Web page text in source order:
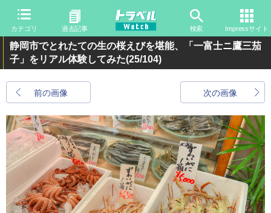
カテゴリ 過去記事 検索 Impressサイト
静岡市でとれたての生の桜えびを堪能、「一富士ニ鷹三茄
子」をリアル体験してみた(25/104)
前の画像 次の画像